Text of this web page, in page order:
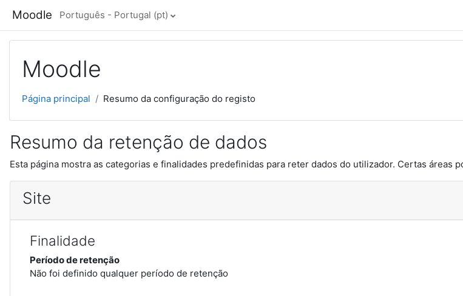
Moodle Português - Portugal ‎(pt)‎
Moodle
Página principal Resumo da configuração do registo
Resumo da retenção de dados
Esta página mostra as categorias e finalidades predefinidas para reter dados do utilizador. Certas áreas
Site
Finalidade
Período de retenção
Não foi definido qualquer período de retenção